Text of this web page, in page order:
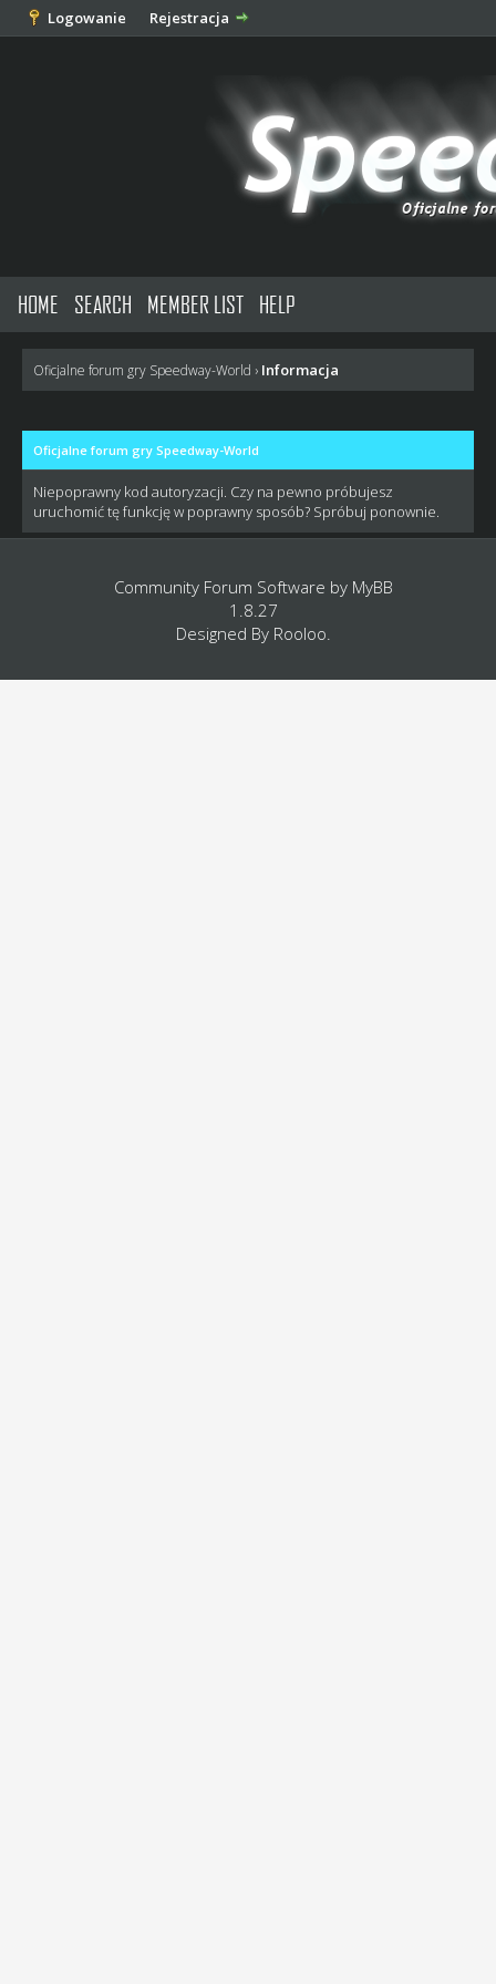
Logowanie Rejestracja
HOME SEARCH MEMBER LIST HELP
Oficjalne forum gry Speedway-World › Informacja
Oficjalne forum gry Speedway-World
Niepoprawny kod autoryzacji. Czy na pewno próbujesz
uruchomić tę funkcję w poprawny sposób? Spróbuj ponownie.
Community Forum Software by MyBB
1.8.27
Designed By Rooloo.